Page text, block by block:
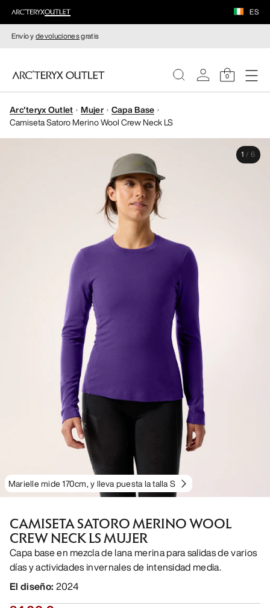
ES
Envío ydevolucionesgratis
0
MUJERE
Arc'teryx Outlet Mujer
Capa Base
Camiseta Satoro Merino Wool Crew Neck LS
Marielle mide 170cm, y lleva puesta la talla S
1 / 6
CAMISETA SATORO MERINO WOOL
CREW NECK LS MUJER
Capa base en mezcla de lana merina para salidas de varios
días y actividades invernales de intensidad media.
El diseño: 2024